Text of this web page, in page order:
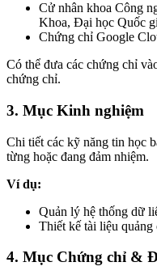
Cử nhân khoa Công
Khoa, Đại học Quốc
Chứng chỉ Google
Có thể đưa các chứng chỉ
chứng chỉ.
3. Mục Kinh nghiệm
Chi tiết các kỹ năng tin học
từng hoặc đang đảm nhiệm.
Ví dụ:
Quản lý hệ thống dữ
Thiết kế tài liệu quảng
4. Mục Chứng chỉ &